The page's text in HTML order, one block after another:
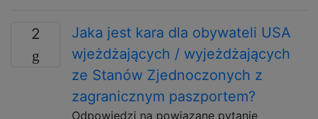
2
Jaka jest kara dla obywateli USA
wjeżdżających / wyjeżdżających
ze Stanów Zjednoczonych z
zagranicznym paszportem?
Odpowiedzi na powiązane pytanie